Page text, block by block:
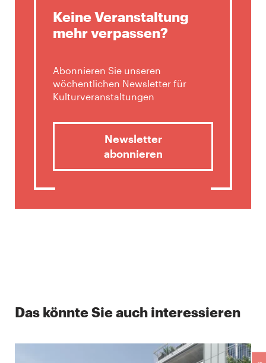
Keine Veranstaltung
mehr verpassen?
Abonnieren Sie unseren
wöchentlichen Newsletter für
Kulturveranstaltungen
Newsletter
abonnieren
Das könnte Sie auch interessieren